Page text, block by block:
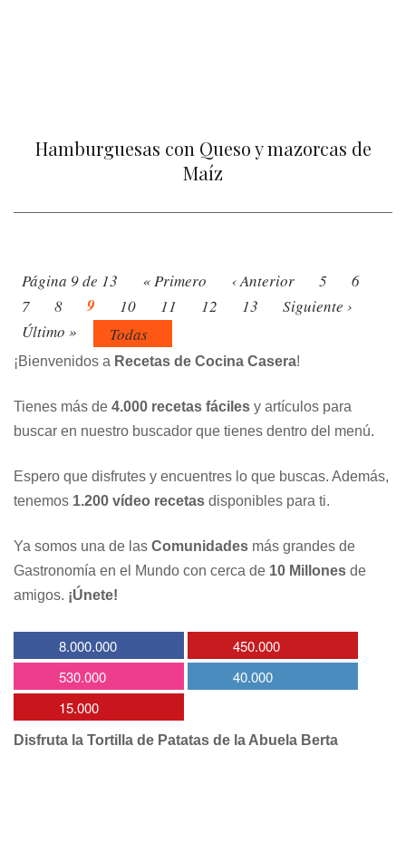
Hamburguesas con Queso y mazorcas de
Maíz
Página 9 de 13 « Primero ‹ Anterior 5
6
7
8 9 10 11 12 13
Siguiente ›
Último »
Todas
¡Bienvenidos a Recetas de Cocina Casera!
Tienes más de 4.000 recetas fáciles y artículos para
buscar en nuestro buscador que tienes dentro del menú.
Espero que disfrutes y encuentres lo que buscas. Además,
tenemos 1.200 vídeo recetas disponibles para ti.
Ya somos una de las Comunidades más grandes de
Gastronomía en el Mundo con cerca de 10 Millones de
amigos. ¡Únete!
8.000.000
450.000
530.000
40.000
15.000
Disfruta la Tortilla de Patatas de la Abuela Berta